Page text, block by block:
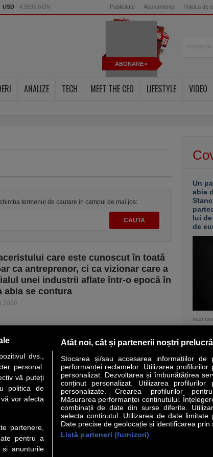
USD - 4.5595 RON Publicitate Abonamente Politica de
ABONARE
ANALIZE TECH MEET THE CEO LIFESTYLE VIDEO
termenul de cautare in campul de mai jos:
care este cunoscut în toată
ca antreprenor, ci ca vizionar care a
unei industrii aflate într-o epocă în
abia se contura
2026
Un
abia
lui
de
vezi
LIDERI ANALIZE HI-TECH MEET THE CEO
Politica de confidentialitate
Termeni si conditii
Servicii
dvs.,
personal.
vă puteți
politica de
vor afecta
partenere,
pentru a
anunturile
Atât noi, cât și partenerii noștri
Stocarea și/sau accesarea informațiilor de
performanței reclamelor. Utilizarea
personalizat. Dezvoltarea și îmbunătățirea
conținut personalizat. Utilizarea profilurilor
personalizate. Crearea profilurilor
Măsurarea performanței conținutului.
combinații de date din surse diferite.
selecta conținutul. Utilizarea de date limitate
Date precise de geolocație și identificarea prin
Listă parteneri (furnizori)